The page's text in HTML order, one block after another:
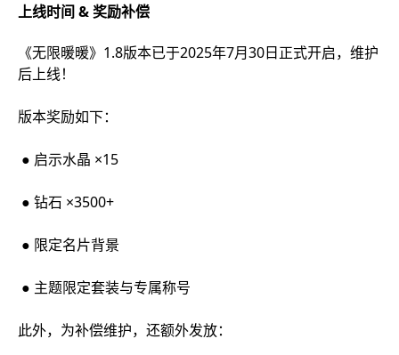
上线时间 & 奖励补偿
《无限暖暖》1.8版本已于2025年7月30日正式开启，维护
后上线！
版本奖励如下：
● 启示水晶 ×15
● 钻石 ×3500+
● 限定名片背景
● 主题限定套装与专属称号
此外，为补偿维护，还额外发放：